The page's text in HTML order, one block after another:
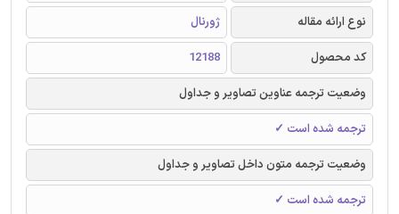
نوع ارائه مقاله
ژورنال
کد محصول
12188
وضعیت ترجمه عناوین تصاویر و جداول
ترجمه شده است ✓
وضعیت ترجمه متون داخل تصاویر و جداول
ترجمه شده است ✓